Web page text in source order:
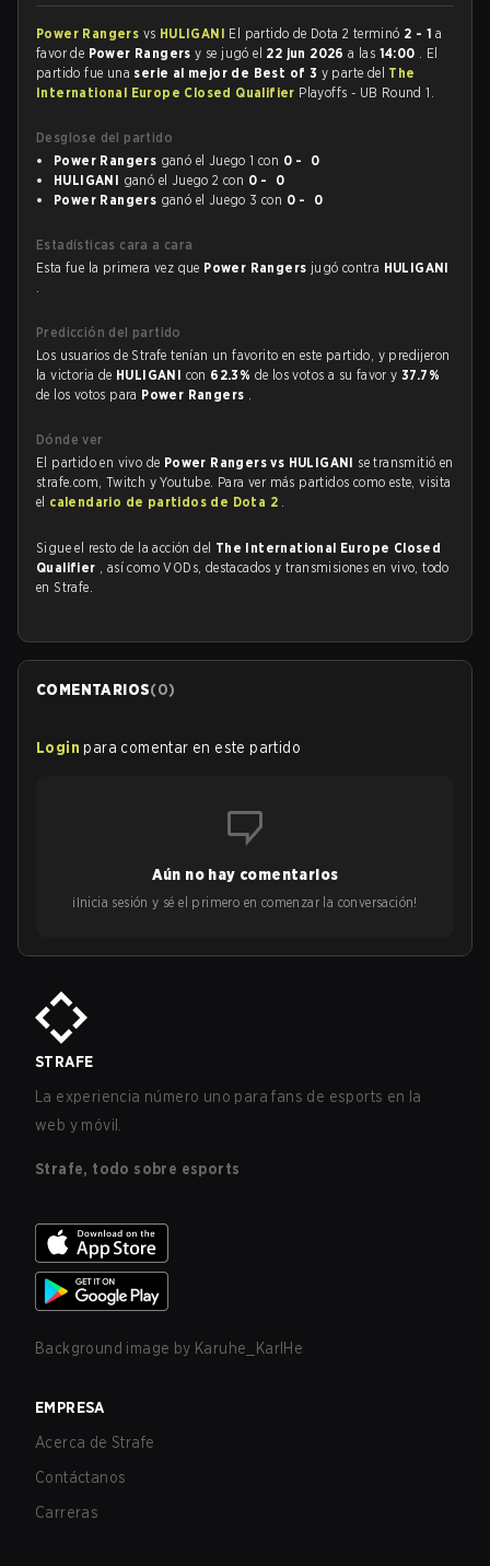
Power Rangers vs HULIGANI El partido de Dota 2 terminó 2 - 1 a
favor de Power Rangersy se jugó el 22 jun 2026a las 14:00 . El
partido fue una serie al mejor de Best of 3 y parte del The
International Europe Closed Qualifier Playoffs - UB Round 1.
Desglose del partido
Power Rangers ganó el Juego 1 con 0 - 0
HULIGANI ganó el Juego 2 con 0 - 0
Power Rangers ganó el Juego 3 con 0 - 0
Estadísticas cara a cara
Esta fue la primera vez que Power Rangers jugó contra HULIGANI
.
Predicción del partido
Los usuarios de Strafe tenían un favorito en este partido, y predijeron
la victoria de HULIGANI con 62.3% de los votos a su favor y37.7%
de los votos para Power Rangers .
Dónde ver
El partido en vivo de Power Rangers vs HULIGANI se transmitió en
strafe.com, Twitch y Youtube. Para ver más partidos como este, visita
el calendario de partidos de Dota 2 .
Sigue el resto de la acción del The International Europe Closed
Qualifier , así como VODs, destacados y transmisiones en vivo, todo
en Strafe.
COMENTARIOS(0)
Login para comentar en este partido
Aún no hay comentarios
¡Inicia sesión y sé el primero en comenzar la conversación!
STRAFE
La experiencia número uno para fans de esports en la
web y móvil.
Strafe, todo sobre esports
Background image by Karuhe_KarlHe
EMPRESA
Acerca de Strafe
Contáctanos
Carreras